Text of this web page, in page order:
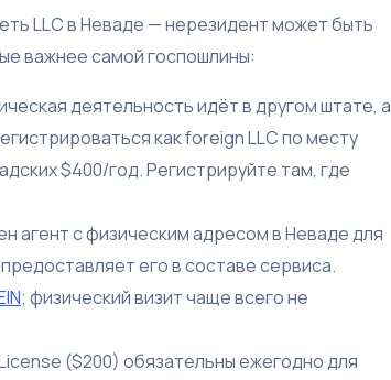
LLC в Неваде — нерезидент может быть
важнее самой госпошлины:
деятельность идёт в другом штате, а
как foreign LLC по месту
$400/год. Регистрируйте там, где
агент с физическим адресом в Неваде для
его в составе сервиса.
; физический визит чаще всего не
($200) обязательны ежегодно для